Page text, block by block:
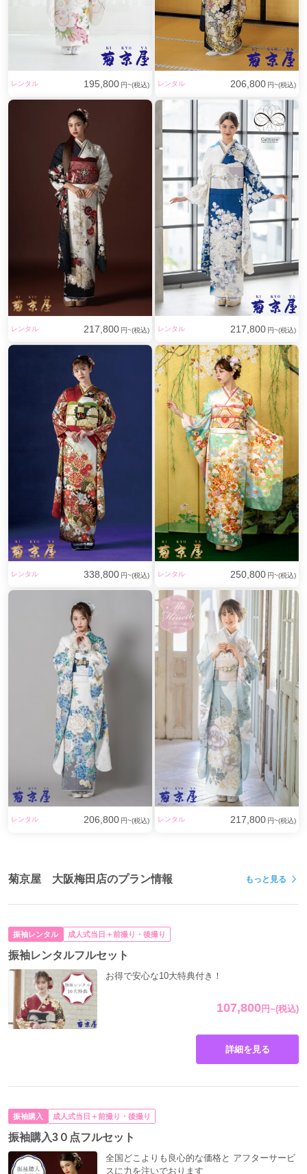
エメグリーンの美しい色彩と豪華金駒刺繡
濃紺色に松と四季の花
レンタル 195,800 円~(税込) レンタル 206,800 円~(税込)
レンタル 217,800 円~(税込) レンタル 217,800 円~(税込)
レンタル 338,800 円~(税込) レンタル 250,800 円~(税込)
レンタル 206,800 円~(税込) レンタル 217,800 円~(税込)
菊京屋 大阪梅田店のプラン情報 もっと見る
振袖レンタル 成人式当日＋前撮り・後撮り
振袖レンタルフルセット
107,800 円~(税込)
お得で安心な10大特典付き！
詳細を見る
振袖購入 成人式当日＋前撮り・後撮り
振袖購入3０点フルセット
全国どこよりも良心的な価格と アフターサービ
スに力を注いでおります